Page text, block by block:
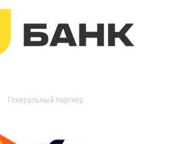
Генеральный партнер